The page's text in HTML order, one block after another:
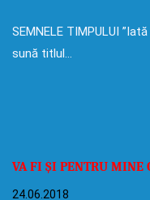
SEMNELE TIMPULUI
sună titlul…
VA FI ȘI PENTRU MINE
24.06.2018